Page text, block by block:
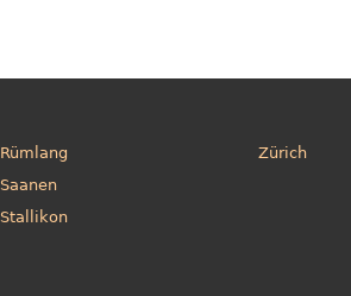
Rümlang
Saanen
Stallikon
Zürich